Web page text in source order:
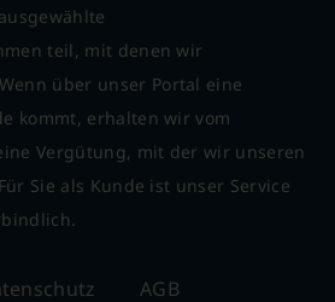
teil, mit denen wir
über unser Portal eine
kommt, erhalten wir vom
Vergütung, mit der wir unseren
Sie als Kunde ist unser Service
AGB